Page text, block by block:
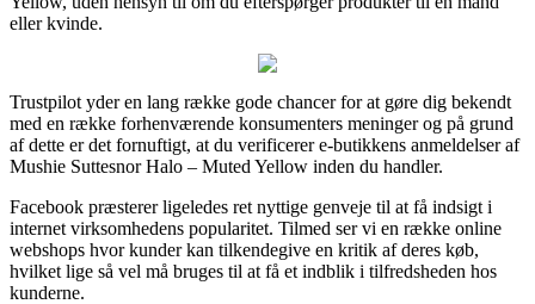
eller kvinde.
Trustpilot yder en lang række gode chancer for at gøre dig bekendt
med en række forhenværende konsumenters meninger og på grund
af dette er det fornuftigt, at du verificerer e-butikkens anmeldelser af
Mushie Suttesnor Halo – Muted Yellow inden du handler.
Facebook præsterer ligeledes ret nyttige genveje til at få indsigt i
internet virksomhedens popularitet. Tilmed ser vi en række online
webshops hvor kunder kan tilkendegive en kritik af deres køb,
hvilket lige så vel må bruges til at få et indblik i tilfredsheden hos
kunderne.